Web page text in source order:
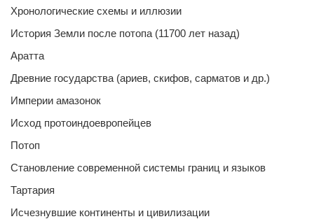
Хронологические схемы и иллюзии
История Земли после потопа (11700 лет назад)
Аратта
Древние государства (ариев, скифов, сарматов и др.)
Империи амазонок
Исход протоиндоевропейцев
Потоп
Становление современной системы границ и языков
Тартария
Исчезнувшие континенты и цивилизации